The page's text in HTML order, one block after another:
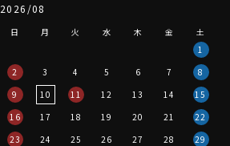
●ディテール
生地のクオリティーに合わせて、光沢が
えのよい貝ボタンを使用しております。
またポケットについては、欧米でドレスシ
るポケットなしにて生産しました。
ドレッシーで洗練されたスマートシャツス
2026/08
日 月 火 水 木 金
土
1
2
3 4 5 6 7
8
9
10 11 12 13 14
15
16
17 18 19 20 21
22
23
24 25 26 27 28
29